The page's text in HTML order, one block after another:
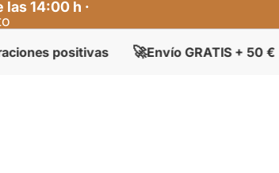
14:00 h ·
🚀Envío GRATIS + 50 € 🏠